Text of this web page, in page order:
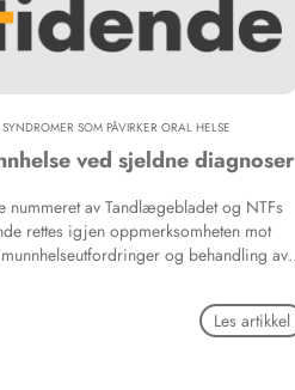
SOM PÅVIRKER ORAL HELSE
ved sjeldne diagnoser
nummeret av Tandlægebladet og NTFs
rettes igjen oppmerksomheten mot
og behandling av
i denne utgaven omhandler
som i særlig grad rammer kraniet,
Les artikkel